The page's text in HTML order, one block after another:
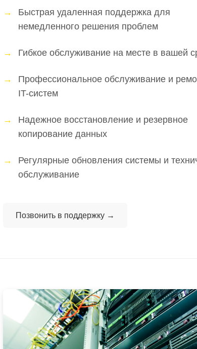
Быстрая удаленная поддержка для
немедленного решения проблем
Гибкое обслуживание на месте в вашей
Профессиональное обслуживание и
IT-систем
Надежное восстановление и резервное
копирование данных
Регулярные обновления системы и
обслуживание
Позвонить в поддержку →